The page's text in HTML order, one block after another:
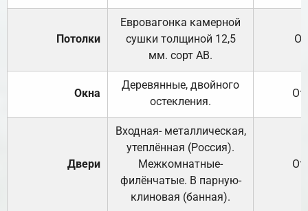
Потолки
Евровагонка камерной
сушки толщиной 12,5
мм. сорт АВ.
Окна
Деревянные, двойного
остекления.
Двери
Входная- металлическая,
утеплённая (Россия).
Межкомнатные-
филёнчатые. В парную-
клиновая (банная).